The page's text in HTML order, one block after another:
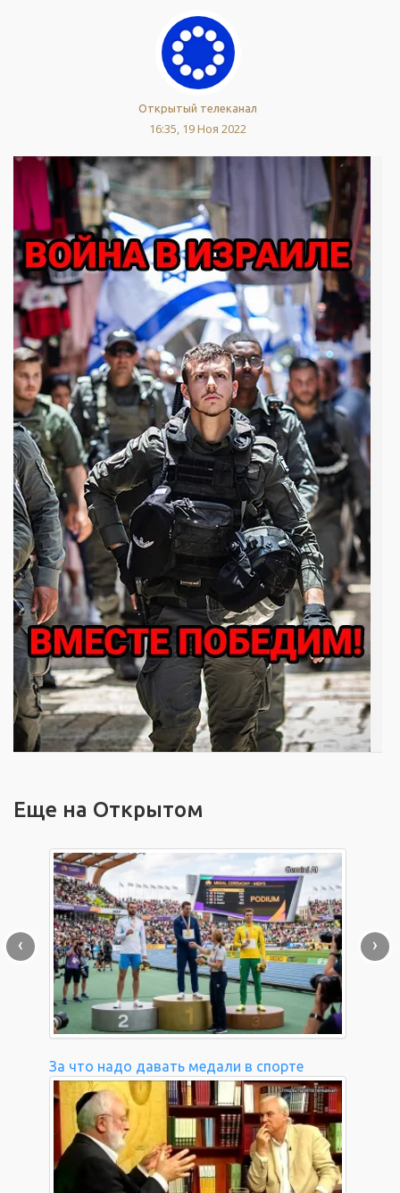
Открытый телеканал
16:35, 19 Ноя 2022
Еще на Открытом
За что надо давать медали в спорте
‹ ›